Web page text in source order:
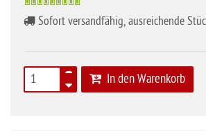
Sofort versandfähig, ausreichende
In den Warenkorb